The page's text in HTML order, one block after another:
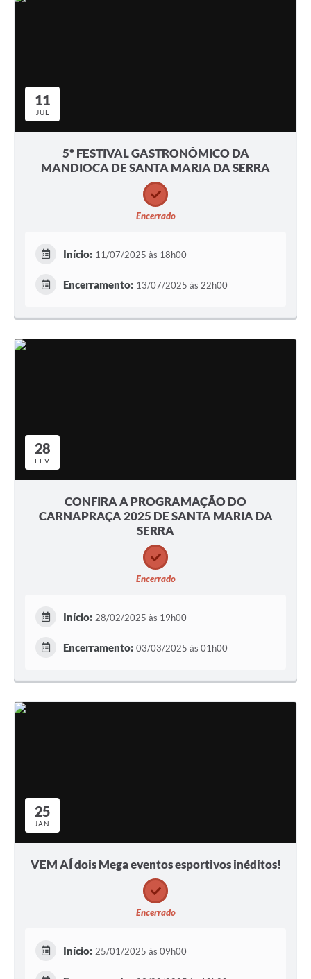
11
JUL
5º FESTIVAL GASTRONÔMICO DA
MANDIOCA DE SANTA MARIA DA SERRA
Encerrado
Início: 11/07/2025 às 18h00
Encerramento: 13/07/2025 às 22h00
28
FEV
CONFIRA A PROGRAMAÇÃO DO
CARNAPRAÇA 2025 DE SANTA MARIA DA
SERRA
Encerrado
Início: 28/02/2025 às 19h00
Encerramento: 03/03/2025 às 01h00
25
JAN
VEM AÍ dois Mega eventos esportivos inéditos!
Encerrado
Início: 25/01/2025 às 09h00